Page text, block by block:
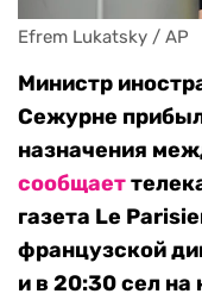
Efrem Lukatsky / AP
Министр
Сежурне
назначения
сообщает
газета Le
французской
и в 20:30 сел на